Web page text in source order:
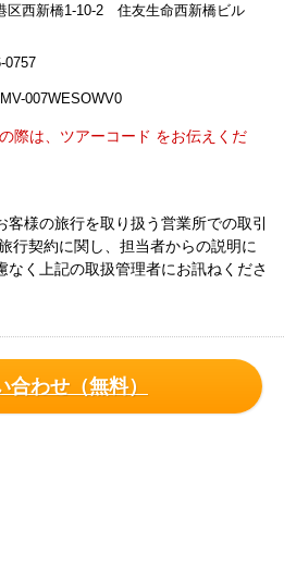
区西新橋1-10-2 住友生命西新橋ビル
0757
007WESOWV0
際は、ツアーコード をお伝えくだ
様の旅行を取り扱う営業所での取引
行契約に関し、担当者からの説明に
なく上記の取扱管理者にお訊ねくださ
合わせ（無料）